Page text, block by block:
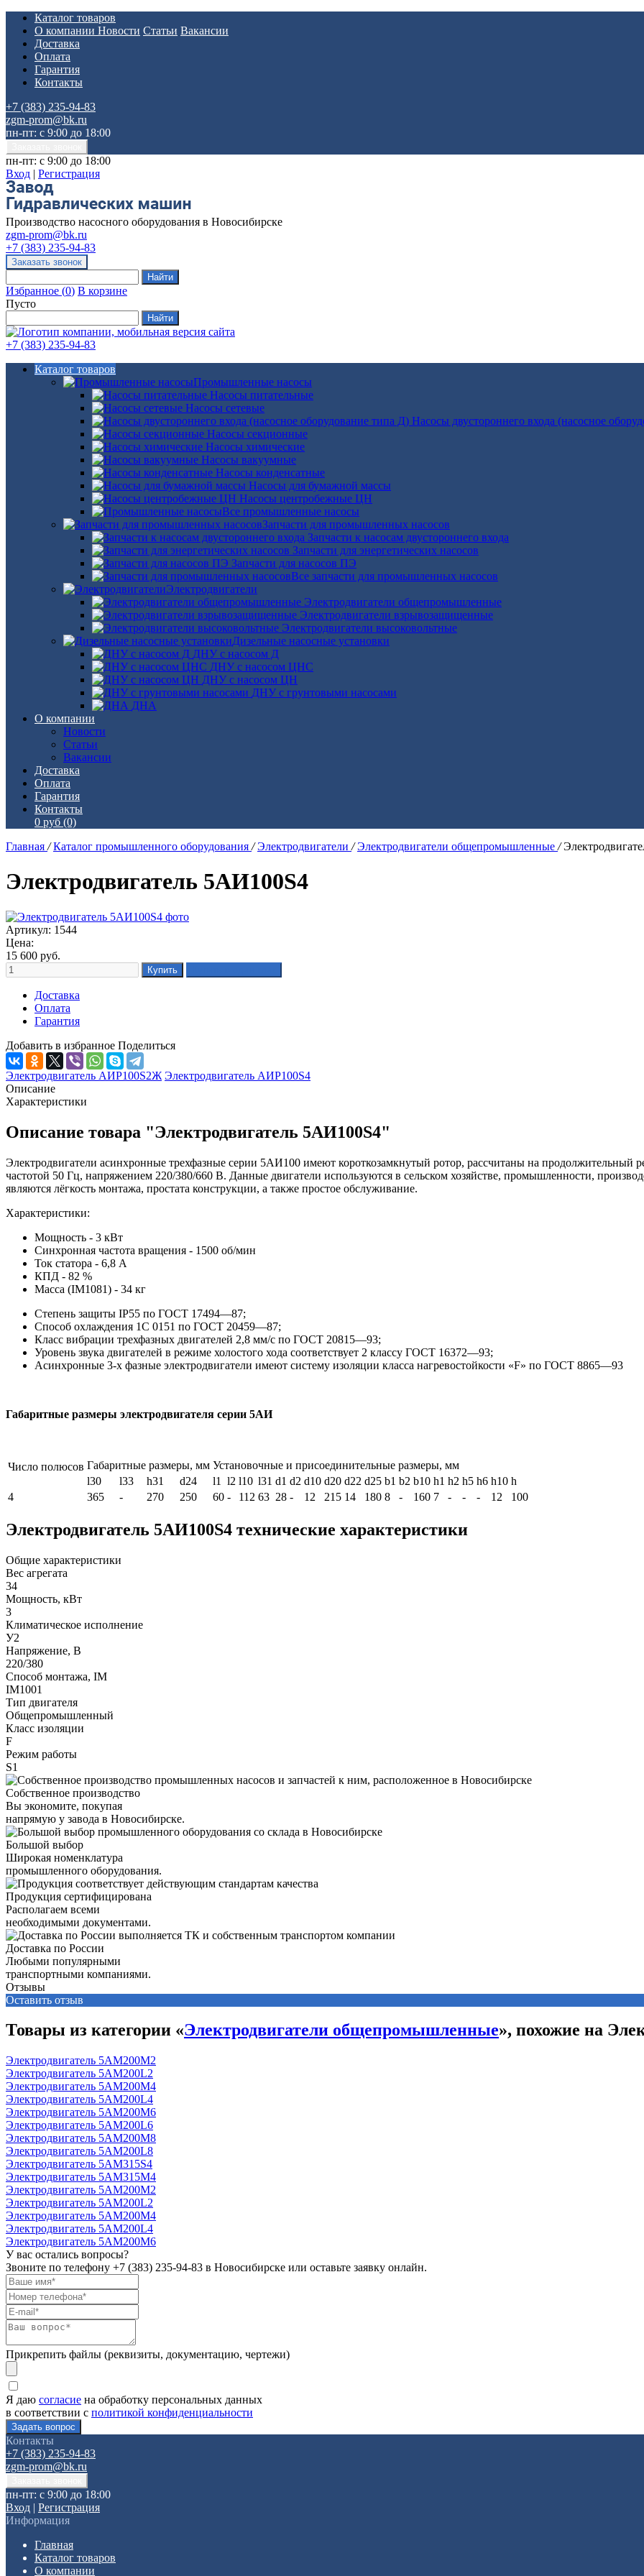
Каталог товаров
О компании Новости Статьи Вакансии
Доставка
Оплата
Гарантия
Контакты
+7 (383) 235-94-83
zgm-prom@bk.ru
пн-пт: с 9:00 до 18:00
пн-пт: с 9:00 до 18:00
Вход | Регистрация
Производство насосного оборудования в Новосибирске
zgm-prom@bk.ru
+7 (383) 235-94-83
Избранное (0) В корзине
Пусто
+7 (383) 235-94-83
Каталог товаров
Промышленные насосы
Насосы питательные
Насосы сетевые
Насосы двустороннего входа (насосное
Насосы секционные
Насосы химические
Насосы вакуумные
Насосы конденсатные
Насосы для бумажной массы
Насосы центробежные ЦН
Все промышленные насосы
Запчасти для промышленных насосов
Запчасти к насосам двустороннего входа
Запчасти для энергетических насосов
Запчасти для насосов ПЭ
Все запчасти для промышленных насосов
Электродвигатели
Электродвигатели общепромышленные
Электродвигатели взрывозащищенные
Электродвигатели высоковольтные
Дизельные насосные установки
ДНУ с насосом Д
ДНУ с насосом ЦНС
ДНУ с насосом ЦН
ДНУ с грунтовыми насосами
ДНА
О компании
Новости
Статьи
Вакансии
Доставка
Оплата
Гарантия
Контакты
0 руб (0)
Главная / Каталог промышленного оборудования / Электродвигатели / Электродвигатели общепромышленные /
Электродвигатель 5АИ100S4
Артикул: 1544
Цена:
15 600 руб.
Доставка
Оплата
Гарантия
Добавить в избранное Поделиться
Электродвигатель АИР100S2Ж Электродвигатель АИР100S4
Описание
Характеристики
Описание товара "Электродвигатель 5АИ100S4"
Электродвигатели асинхронные трехфазные серии 5АИ100 имеют короткозамкнутый ротор, рассчитаны на
частотой 50 Гц, напряжением 220/380/660 В. Данные двигатели используются в сельском хозяйстве, промышленности,
являются лёгкость монтажа, простата конструкции, а также простое обслуживание.
Характеристики:
Мощность - 3 кВт
Синхронная частота вращения - 1500 об/мин
Ток статора - 6,8 А
КПД - 82 %
Масса (IM1081) - 34 кг
Степень защиты IP55 по ГОСТ 17494—87;
Способ охлаждения 1С 0151 по ГОСТ 20459—87;
Класс вибрации трехфазных двигателей 2,8 мм/с по ГОСТ 20815—93;
Уровень звука двигателей в режиме холостого хода соответствует 2 классу ГОСТ 16372—93;
Асинхронные 3-х фазные электродвигатели имеют систему изоляции класса нагревостойкости «F» по ГОСТ 8865—93
Габаритные размеры электродвигателя серии 5АИ
Число полюсов Габаритные размеры, мм Установочные и присоединительные размеры, мм
l30
l33 h31 d24 l1 l2 l10 l31 d1 d2 d10 d20 d22 d25 b1 b2 b10 h1 h2 h5 h6 h10 h
4
365 - 270 250 60 - 112 63 28 - 12 215 14 180 8 - 160 7 - - - 12 100
Электродвигатель 5АИ100S4 технические характеристики
Общие характеристики
Вес агрегата
34
Мощность, кВт
3
Климатическое исполнение
У2
Напряжение, В
220/380
Способ монтажа, IM
IM1001
Тип двигателя
Общепромышленный
Класс изоляции
F
Режим работы
S1
Собственное производство
Вы экономите, покупая
напрямую у завода в Новосибирске.
Большой выбор
Широкая номенклатура
промышленного оборудования.
Продукция сертифицирована
Располагаем всеми
необходимыми документами.
Доставка по России
Любыми популярными
транспортными компаниями.
Отзывы
Оставить отзыв
Товары из категории «Электродвигатели общепромышленные», похожие на
Электродвигатель 5АМ200М2
Электродвигатель 5АМ200L2
Электродвигатель 5АМ200М4
Электродвигатель 5АМ200L4
Электродвигатель 5АМ200М6
Электродвигатель 5АМ200L6
Электродвигатель 5АМ200М8
Электродвигатель 5АМ200L8
Электродвигатель 5АМ315S4
Электродвигатель 5АМ315М4
Электродвигатель 5АМ200М2
Электродвигатель 5АМ200L2
Электродвигатель 5АМ200М4
Электродвигатель 5АМ200L4
Электродвигатель 5АМ200М6
У вас остались вопросы?
Звоните по телефону +7 (383) 235-94-83 в Новосибирске или оставьте заявку онлайн.
Прикрепить файлы (реквизиты, документацию, чертежи)
Я даю согласие на обработку персональных данных
в соответствии с политикой конфиденциальности
Контакты
+7 (383) 235-94-83
zgm-prom@bk.ru
пн-пт: с 9:00 до 18:00
Вход | Регистрация
Информация
Главная
Каталог товаров
О компании